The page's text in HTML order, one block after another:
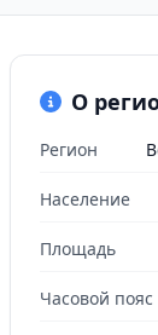
О
Регион
Население
Площадь
Часовой пояс